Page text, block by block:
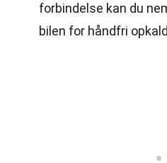
forbindelse kan du
bilen for håndfri